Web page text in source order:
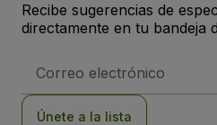
Recibe sugerencias de
directamente en tu bandeja
de
Únete a la lista